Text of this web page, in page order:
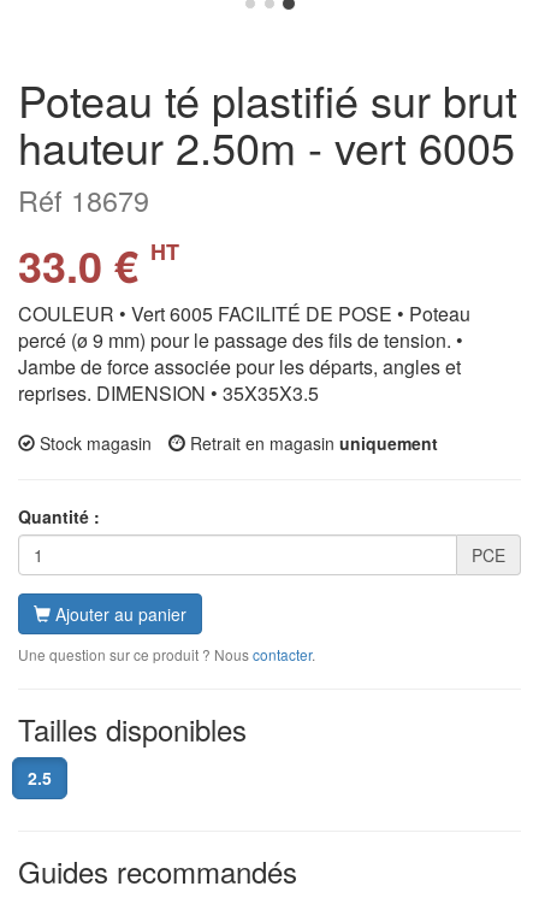
Poteau té plastifié sur brut
hauteur 2.50m - vert 6005
Réf 18679
33.0 € HT
COULEUR • Vert 6005 FACILITÉ DE POSE • Poteau
percé (ø 9 mm) pour le passage des fils de tension. •
Jambe de force associée pour les départs, angles et
reprises. DIMENSION • 35X35X3.5
Stock magasin Retrait en magasin uniquement
Quantité :
PCE
Ajouter au panier
Une question sur ce produit ? Nouscontacter.
Tailles disponibles
2.5
Guides recommandés